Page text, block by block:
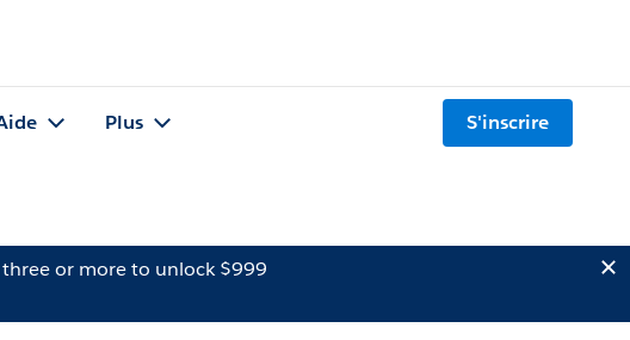
Plus S'inscrire
three or more to unlock $999